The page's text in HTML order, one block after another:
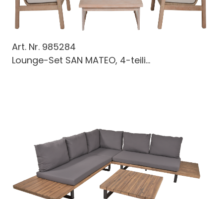
Art. Nr. 985284
Lounge-Set SAN MATEO, 4-teili...